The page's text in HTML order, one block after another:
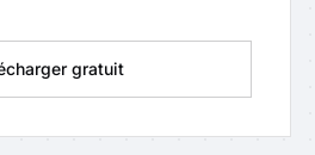
gratuit